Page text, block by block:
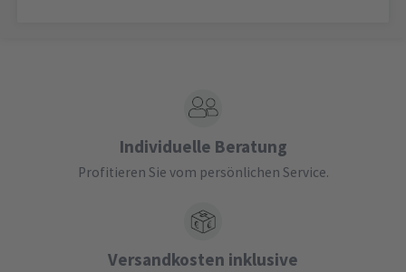
Individuelle Beratung
Profitieren Sie vom persönlichen Service.
Versandkosten inklusive